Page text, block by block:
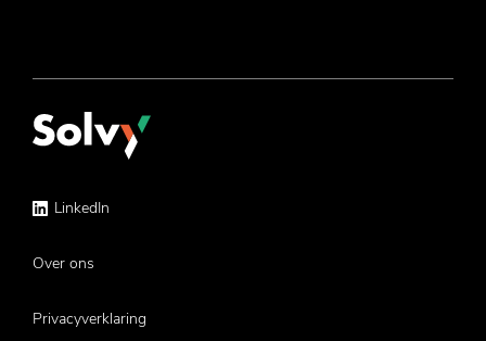
Service
LinkedIn
Over ons
Privacyverklaring